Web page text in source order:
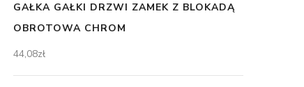
GAŁKA GAŁKI DRZWI ZAMEK Z BLOKADĄ
OBROTOWA CHROM
44,08zł